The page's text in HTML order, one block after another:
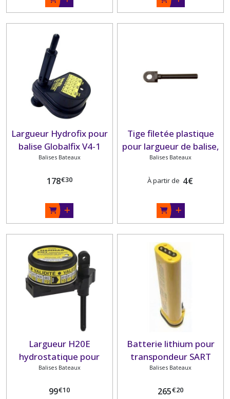
Largueur Hydrofix pour
balise Globalfix V4-1
Balises Bateaux
178€30
Tige filetée plastique
pour largueur de balise,
modèle standard.
Balises Bateaux
À partir de 4€
Largueur H20E
hydrostatique pour
balise EPIRB.
Balises Bateaux
99€10
Batterie lithium pour
transpondeur SART
S100
Balises Bateaux
265€20